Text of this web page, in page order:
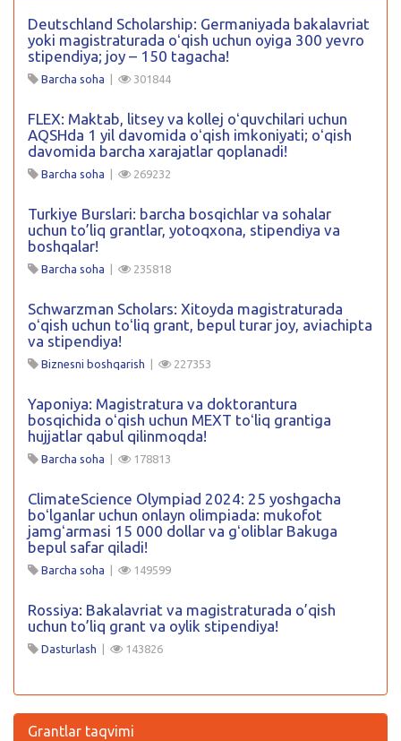
Deutschland Scholarship: Germaniyada bakalavriat
yoki magistraturada oʻqish uchun oyiga 300 yevro
stipendiya; joy – 150 tagacha!
Barcha soha 301844
FLEX: Maktab, litsey va kollej oʻquvchilari uchun
AQSHda 1 yil davomida oʻqish imkoniyati; oʻqish
davomida barcha xarajatlar qoplanadi!
Barcha soha 269232
Turkiye Burslari: barcha bosqichlar va sohalar
uchun to’liq grantlar, yotoqxona, stipendiya va
boshqalar!
Barcha soha 235818
Schwarzman Scholars: Xitoyda magistraturada
oʻqish uchun toʻliq grant, bepul turar joy, aviachipta
va stipendiya!
Biznesni boshqarish 227353
Yaponiya: Magistratura va doktorantura
bosqichida oʻqish uchun MEXT toʻliq grantiga
hujjatlar qabul qilinmoqda!
Barcha soha 178813
ClimateScience Olympiad 2024: 25 yoshgacha
boʻlganlar uchun onlayn olimpiada: mukofot
jamgʻarmasi 15 000 dollar va gʻoliblar Bakuga
bepul safar qiladi!
Barcha soha 149599
Rossiya: Bakalavriat va magistraturada o’qish
uchun to’liq grant va oylik stipendiya!
Dasturlash 143826
Grantlar taqvimi